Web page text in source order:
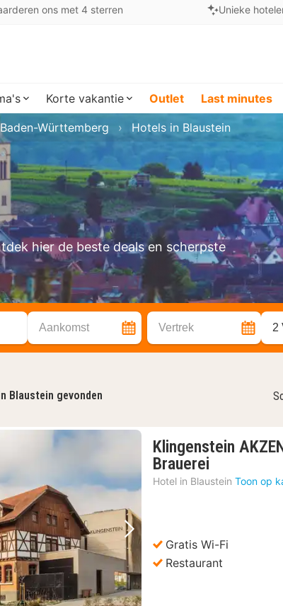
ons met 4 sterren Unieke
Korte vakantie Outlet Last minutes
hier de beste deals en scherpste
Württemberg Hotels in Blaustein
Aankomst Vertrek 2
Blaustein gevonden
foto Volgende foto
Klingenstein
Brauerei
nacht
Hotel in Blaustein Toon op
Gratis Wi-Fi
Restaurant